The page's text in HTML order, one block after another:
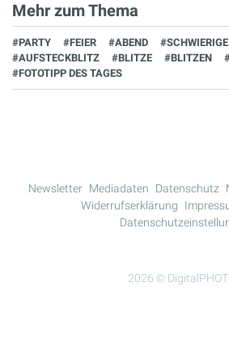
Mehr zum Thema
#PARTY #FEIER #ABEND
#AUFSTECKBLITZ
#BLITZE #BLITZEN
#FOTOTIPP DES TAGES
2026 ©
Newsletter Mediadaten Datenschutz
Widerrufserklärung